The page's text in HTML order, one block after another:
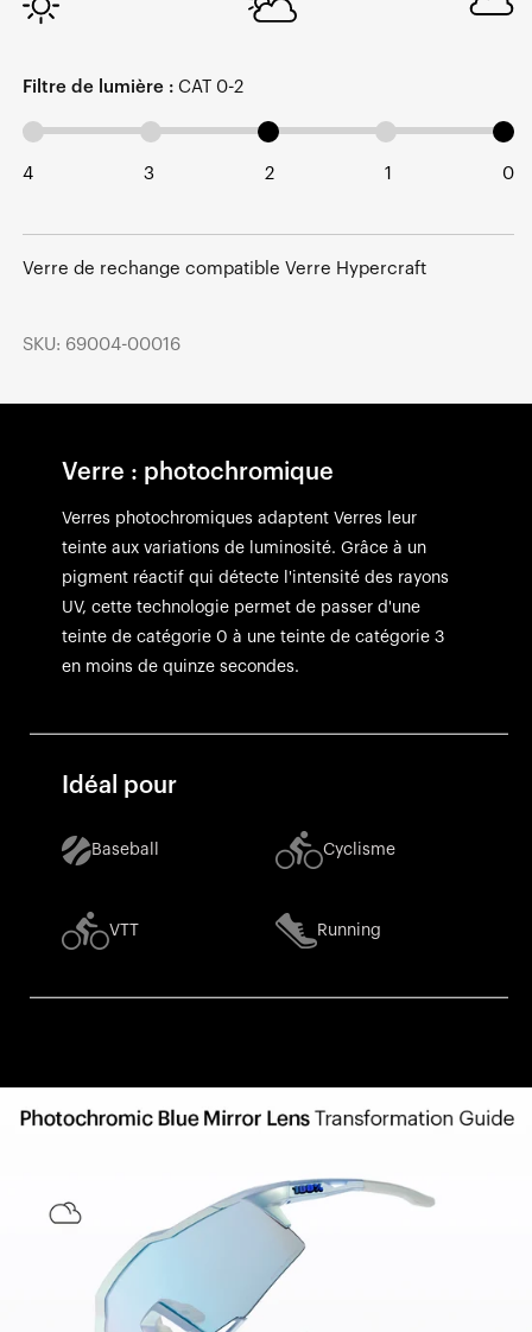
Filtre de lumière : CAT 0-2
4 3 2 1 0
Verre de rechange compatible Verre Hypercraft
SKU: 69004-00016
Verre : photochromique
Verres photochromiques adaptent Verres leur
teinte aux variations de luminosité. Grâce à un
pigment réactif qui détecte l'intensité des rayons
UV, cette technologie permet de passer d'une
teinte de catégorie 0 à une teinte de catégorie 3
en moins de quinze secondes.
Idéal pour
Baseball Cyclisme
VTT Running